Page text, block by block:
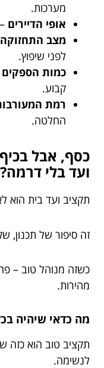
מערכות.
אופי הדיירים
מצב התחזוקה
לפני שיפוץ.
כמות הספקים
קבוע.
רמת
החלטה.
כסף, אבל
ועד בלי דרמה?
תקציב ועד בית הוא
זה סיפור של תכנון,
כשזה מנוהל טוב –
מהירות.
מה כדאי שיהיה
תקציב טוב הוא כזה
לנשימה.